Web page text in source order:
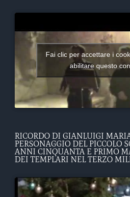
Fai clic per accettare i
abilitare questo
RICORDO DI GIANLUIGI
PERSONAGGIO DEL PICCOLO
ANNI CINQUANTA E PRIMO
DEI TEMPLARI NEL TERZO